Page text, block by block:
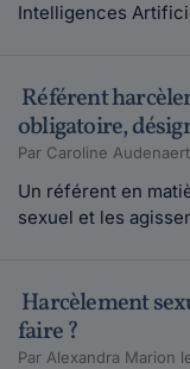
Intelligences
Référent
obligatoire,
Par Caroline
Un référent en
sexuel et les
Harcèlement
faire ?
Par Alexandra Marion